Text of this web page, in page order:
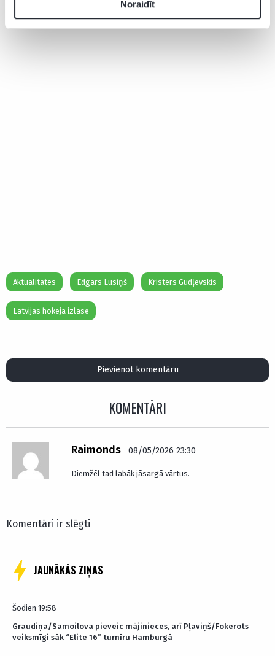
Noraidīt
Aktualitātes Edgars Lūsiņš Kristers Gudļevskis
Latvijas hokeja izlase
Pievienot komentāru
KOMENTĀRI
Raimonds 08/05/2026 23:30
Diemžēl tad labāk jāsargā vārtus.
Komentāri ir slēgti
JAUNĀKĀS ZIŅAS
Šodien 19:58
Graudiņa/Samoilova pieveic mājinieces, arī Pļaviņš/Fokerots
veiksmīgi sāk “Elite 16” turnīru Hamburgā